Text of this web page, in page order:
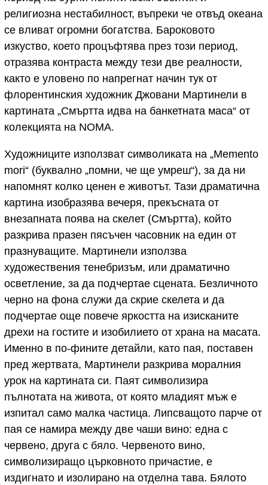
религиозна нестабилност, въпреки че отвъд океана
се вливат огромни богатства. Бароковото
изкуство, което процъфтява през този период,
отразява контраста между тези две реалности,
както е уловено по напрегнат начин тук от
флорентинския художник Джовани Мартинели в
картината „Смъртта идва на банкетната маса“ от
колекцията на NOMA.
Художниците използват символиката на „Memento
mori“ (буквално „помни, че ще умреш“), за да ни
напомнят колко ценен е животът. Тази драматична
картина изобразява вечеря, прекъсната от
внезапната поява на скелет (Смъртта), който
разкрива празен пясъчен часовник на един от
празнуващите. Мартинели използва
художествения тенебризъм, или драматично
осветление, за да подчертае сцената. Безличното
черно на фона служи да скрие скелета и да
подчертае още повече яркостта на изисканите
дрехи на гостите и изобилието от храна на масата.
Именно в по-фините детайли, като пая, поставен
пред жертвата, Мартинели разкрива моралния
урок на картината си. Паят символизира
пълнотата на живота, от която младият мъж е
изпитал само малка частица. Липсващото парче от
пая се намира между две чаши вино: една с
червено, друга с бяло. Червеното вино,
символизиращо църковното причастие, е
издигнато и изолирано на отделна тава. Бялото